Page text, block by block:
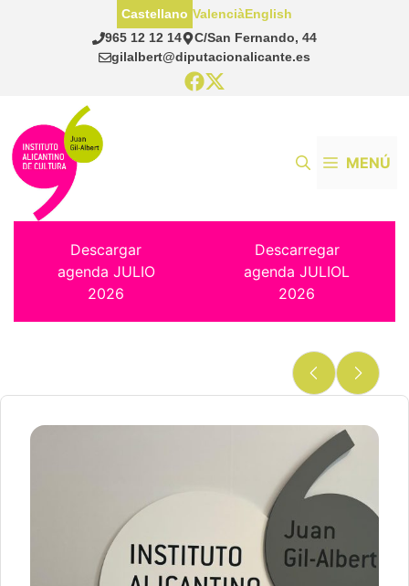
965 12 12 14
C/San Fernando, 44
gilalbert@diputacionalicante.es
Castellano ValenciàEnglish
MENÚ
Descargar
agenda JULIO
2026
Descarregar
agenda JULIOL
2026